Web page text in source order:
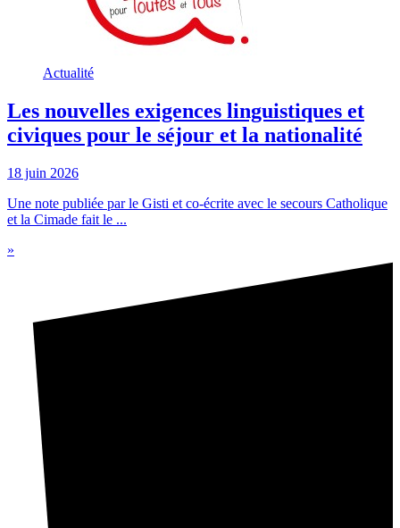
Actualité
Les nouvelles exigences linguistiques et
civiques pour le séjour et la nationalité
18 juin 2026
Une note publiée par le Gisti et co-écrite avec le secours Catholique
et la Cimade fait le ...
»